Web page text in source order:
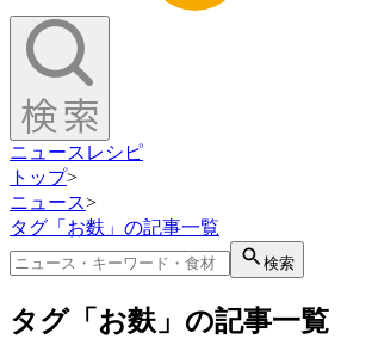
ニュース レシピ
トップ>
ニュース>
タグ「お麩」の記事一覧
検索
タグ「お麩」の記事一覧